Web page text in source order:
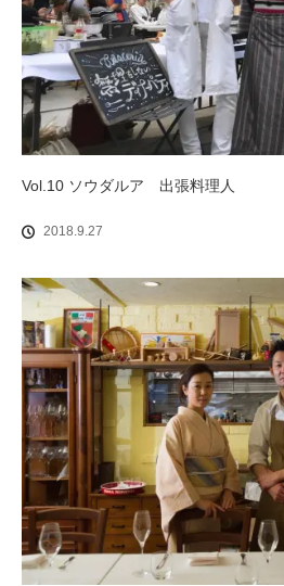
Vol.10 ソウダルア 出張料理人
2018.9.27